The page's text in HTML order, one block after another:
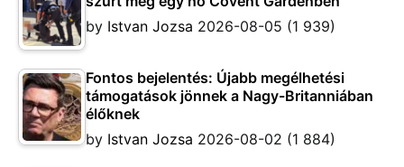
by Istvan Jozsa 2026-08-05 (1 939)
Fontos bejelentés: Újabb megélhetési
támogatások jönnek a Nagy-Britanniában
élőknek
by Istvan Jozsa 2026-08-02 (1 884)